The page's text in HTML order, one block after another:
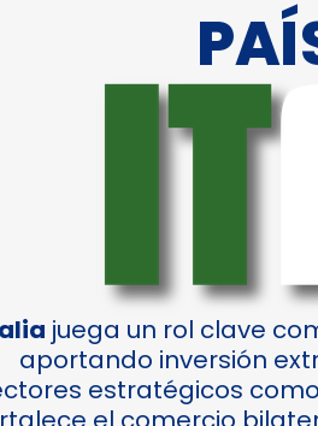
juega un rol clave
aportando inversión
estratégicos